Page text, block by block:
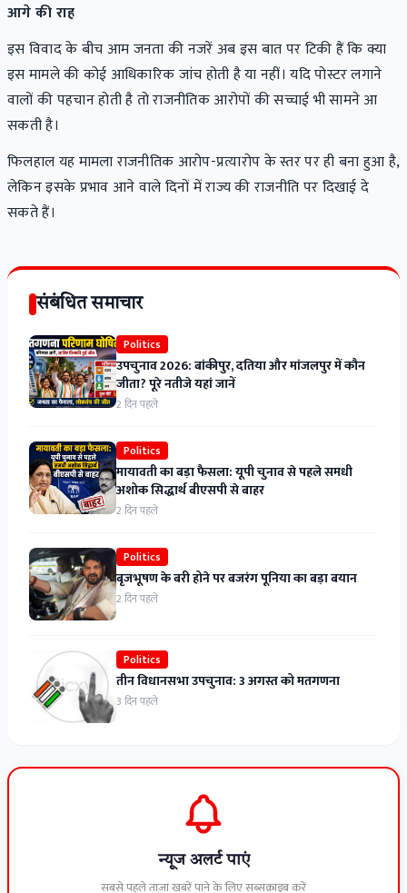
आगे की राह
इस विवाद के बीच आम जनता की नजरें अब इस बात पर टिकी हैं कि क्या
इस मामले की कोई आधिकारिक जांच होती है या नहीं। यदि पोस्टर लगाने
वालों की पहचान होती है तो राजनीतिक आरोपों की सच्चाई भी सामने आ
सकती है।
फिलहाल यह मामला राजनीतिक आरोप-प्रत्यारोप के स्तर पर ही बना हुआ है,
लेकिन इसके प्रभाव आने वाले दिनों में राज्य की राजनीति पर दिखाई दे
सकते हैं।
संबंधित समाचार
Politics
उपचुनाव 2026: बांकीपुर, दतिया और मांजलपुर में कौन
जीता? पूरे नतीजे यहां जानें
2 दिन पहले
Politics
मायावती का बड़ा फैसला: यूपी चुनाव से पहले समधी
अशोक सिद्धार्थ बीएसपी से बाहर
2 दिन पहले
Politics
बृजभूषण के बरी होने पर बजरंग पूनिया का बड़ा बयान
2 दिन पहले
Politics
तीन विधानसभा उपचुनाव: 3 अगस्त को मतगणना
3 दिन पहले
न्यूज अलर्ट पाएं
सबसे पहले ताज़ा खबरें पाने के लिए सब्सक्राइब करें